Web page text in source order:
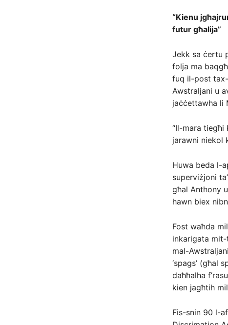
“Kienu
futur għalija”
Jekk sa ċertu
folja ma
fuq il-post tax-
Awstraljani u
jaċċettawha li
“Il-mara
jarawni niekol
Huwa beda l-
superviżjoni
għal Anthony
hawn biex
Fost waħda
inkarigata
mal-
‘spags’ (għal
daħħalha
kien jagħtih
Fis-snin 90 l-